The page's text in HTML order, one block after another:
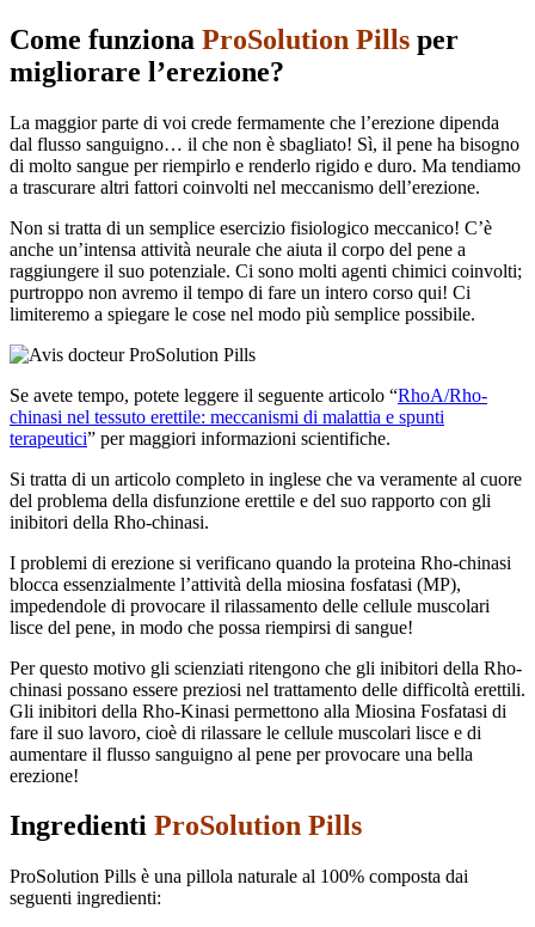
Come funziona ProSolution Pills per
migliorare l’erezione?
La maggior parte di voi crede fermamente che l’erezione dipenda
dal flusso sanguigno… il che non è sbagliato! Sì, il pene ha bisogno
di molto sangue per riempirlo e renderlo rigido e duro. Ma tendiamo
a trascurare altri fattori coinvolti nel meccanismo dell’erezione.
Non si tratta di un semplice esercizio fisiologico meccanico! C’è
anche un’intensa attività neurale che aiuta il corpo del pene a
raggiungere il suo potenziale. Ci sono molti agenti chimici coinvolti;
purtroppo non avremo il tempo di fare un intero corso qui! Ci
limiteremo a spiegare le cose nel modo più semplice possibile.
Se avete tempo, potete leggere il seguente articolo “RhoA/Rho-
chinasi nel tessuto erettile: meccanismi di malattia e spunti
terapeutici” per maggiori informazioni scientifiche.
Si tratta di un articolo completo in inglese che va veramente al cuore
del problema della disfunzione erettile e del suo rapporto con gli
inibitori della Rho-chinasi.
I problemi di erezione si verificano quando la proteina Rho-chinasi
blocca essenzialmente l’attività della miosina fosfatasi (MP),
impedendole di provocare il rilassamento delle cellule muscolari
lisce del pene, in modo che possa riempirsi di sangue!
Per questo motivo gli scienziati ritengono che gli inibitori della Rho-
chinasi possano essere preziosi nel trattamento delle difficoltà erettili.
Gli inibitori della Rho-Kinasi permettono alla Miosina Fosfatasi di
fare il suo lavoro, cioè di rilassare le cellule muscolari lisce e di
aumentare il flusso sanguigno al pene per provocare una bella
erezione!
Ingredienti ProSolution Pills
ProSolution Pills è una pillola naturale al 100% composta dai
seguenti ingredienti: